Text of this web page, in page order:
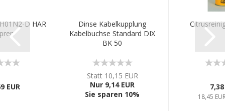
D HAR
EUR
Dinse Kabelkupplung
Kabelbuchse Standard DIX
BK 50
Statt 10,15 EUR
Nur 9,14 EUR
Sie sparen 10%
18,45